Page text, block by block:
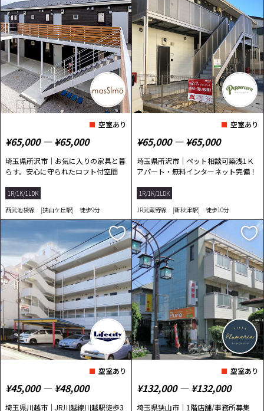
空室あり
¥65,000 ― ¥65,000
埼玉県所沢市｜お気に入りの家具と暮
らす。安心に守られたロフト付空間
1R/1K/1LDK
西武池袋線 [狭山ケ丘駅] 徒歩9分
空室あり
¥65,000 ― ¥65,000
埼玉県所沢市｜ペット相談可築浅1Ｋ
アパート・無料インターネット完備！
1R/1K/1LDK
JR武蔵野線 [新秋津駅] 徒歩10分
空室あり
¥45,000 ― ¥48,000
埼玉県川越市｜JR川越線川越駅徒歩3
空室あり
¥132,000 ― ¥132,000
埼玉県狭山市｜1階店舗/事務所募集